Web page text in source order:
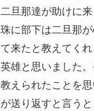
旦那達が助けに
に部下は二旦那
来たと教えてく
雄と思いました
えられたことを
送り返すと言う